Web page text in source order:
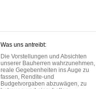
Was uns antreibt:
Die Vorstellungen und Absichten
unserer Bauherren wahrzunehmen,
reale Gegebenheiten ins Auge zu
fassen, Rendite-und
Budgetvorgaben abzuwägen, zu